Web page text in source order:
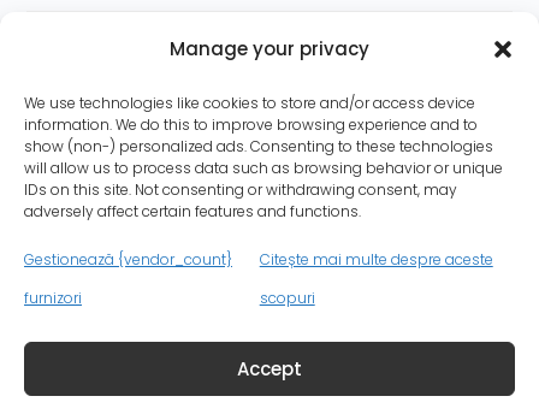
Manage your privacy
We use technologies like cookies to store and/or access device
information. We do this to improve browsing experience and to
show (non-) personalized ads. Consenting to these technologies
will allow us to process data such as browsing behavior or unique
IDs on this site. Not consenting or withdrawing consent, may
adversely affect certain features and functions.
Gestionează {vendor_count}
furnizori
Citește mai multe despre aceste
scopuri
Accept
08.00 – 20.00
Miercuri 08.00 – 20.00
Joi 08.00 – 20.00
Sâmbătă